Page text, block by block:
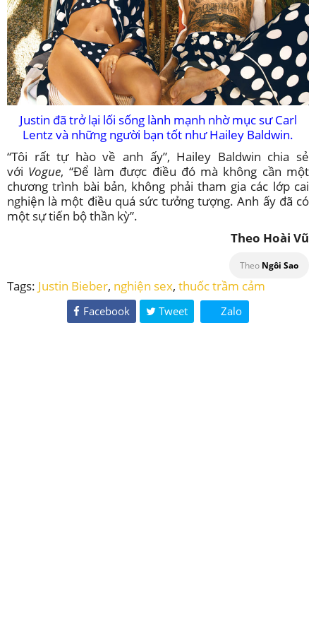
Justin đã trở lại lối sống lành mạnh nhờ mục sư Carl
Lentz và những người bạn tốt như Hailey Baldwin.
“Tôi rất tự hào về anh ấy”, Hailey Baldwin chia sẻ
với Vogue, “Để làm được điều đó mà không cần một
chương trình bài bản, không phải tham gia các lớp cai
nghiện là một điều quá sức tưởng tượng. Anh ấy đã có
một sự tiến bộ thần kỳ”.
Theo Hoài Vũ
Theo Ngôi Sao
Tags: Justin Bieber, nghiện sex, thuốc trầm cảm
Facebook Tweet Zalo